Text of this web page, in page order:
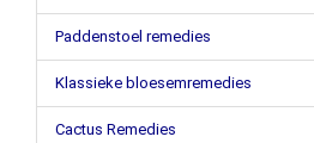
Paddenstoel remedies
Klassieke bloesemremedies
Cactus Remedies